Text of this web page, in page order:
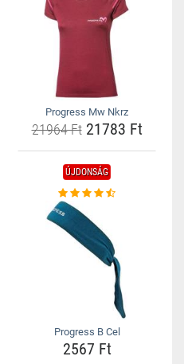
Progress Mw Nkrz
21964 Ft21783 Ft
ÚJDONSÁG
Progress B Cel
2567 Ft